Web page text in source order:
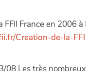
FFII France en 2006 à
Creation-de-la-
08 Les très